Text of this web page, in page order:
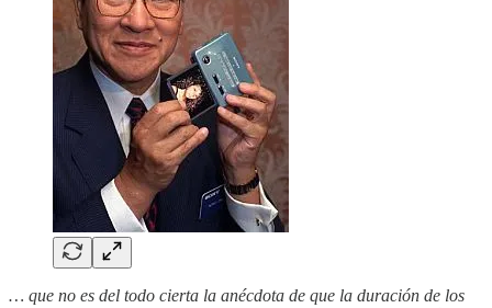
… que no es del todo cierta la anécdota de que la duración de los